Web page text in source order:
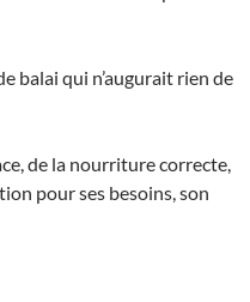
balai qui n’augurait rien de
de la nourriture correcte,
pour ses besoins, son